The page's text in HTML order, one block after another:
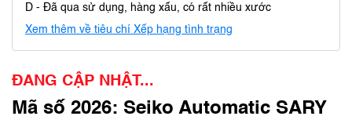
D - Đã qua sử dụng, hàng xấu, có rất nhiều xước
Xem thêm về tiêu chí Xếp hạng tình trạng
ĐANG CẬP NHẬT...
Mã số 2026: Seiko Automatic SARY